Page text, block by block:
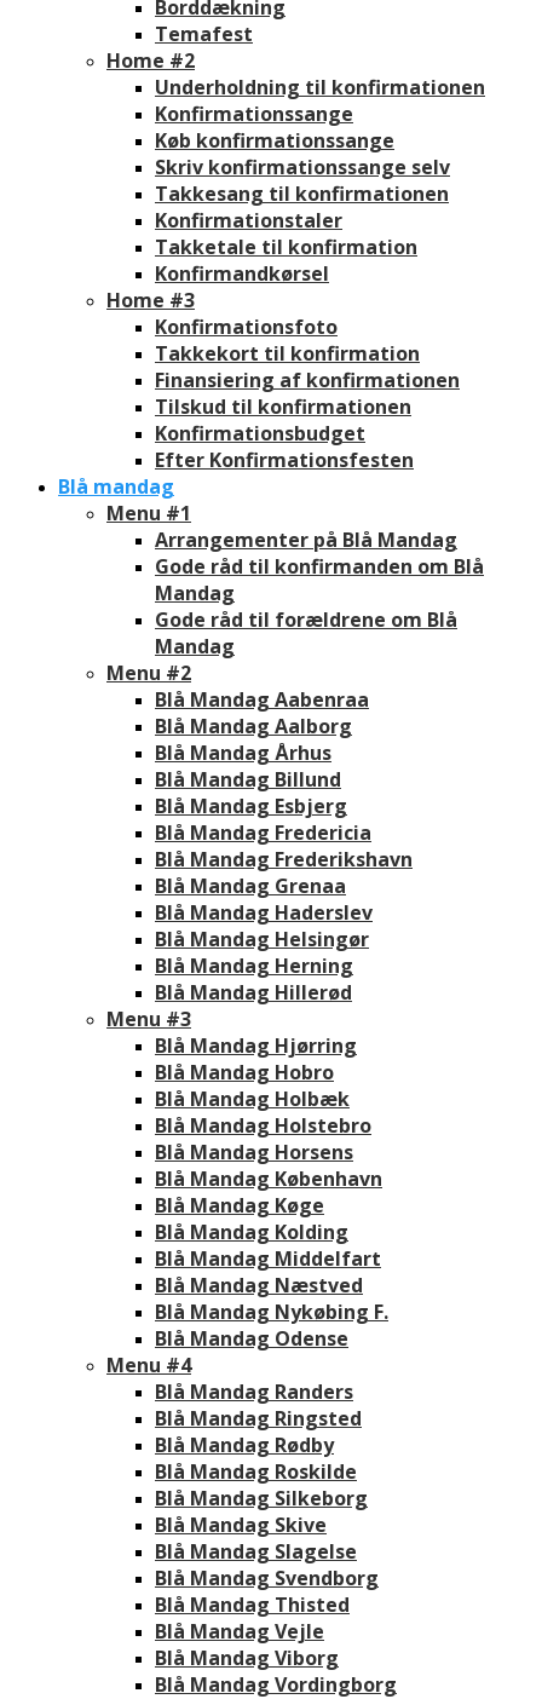
Borddækning
Temafest
Home #2
Underholdning til konfirmationen
Konfirmationssange
Køb konfirmationssange
Skriv konfirmationssange selv
Takkesang til konfirmationen
Konfirmationstaler
Takketale til konfirmation
Konfirmandkørsel
Home #3
Konfirmationsfoto
Takkekort til konfirmation
Finansiering af konfirmationen
Tilskud til konfirmationen
Konfirmationsbudget
Efter Konfirmationsfesten
Blå mandag
Menu #1
Arrangementer på Blå Mandag
Gode råd til konfirmanden om Blå
Mandag
Gode råd til forældrene om Blå
Mandag
Menu #2
Blå Mandag Aabenraa
Blå Mandag Aalborg
Blå Mandag Århus
Blå Mandag Billund
Blå Mandag Esbjerg
Blå Mandag Fredericia
Blå Mandag Frederikshavn
Blå Mandag Grenaa
Blå Mandag Haderslev
Blå Mandag Helsingør
Blå Mandag Herning
Blå Mandag Hillerød
Menu #3
Blå Mandag Hjørring
Blå Mandag Hobro
Blå Mandag Holbæk
Blå Mandag Holstebro
Blå Mandag Horsens
Blå Mandag København
Blå Mandag Køge
Blå Mandag Kolding
Blå Mandag Middelfart
Blå Mandag Næstved
Blå Mandag Nykøbing F.
Blå Mandag Odense
Menu #4
Blå Mandag Randers
Blå Mandag Ringsted
Blå Mandag Rødby
Blå Mandag Roskilde
Blå Mandag Silkeborg
Blå Mandag Skive
Blå Mandag Slagelse
Blå Mandag Svendborg
Blå Mandag Thisted
Blå Mandag Vejle
Blå Mandag Viborg
Blå Mandag Vordingborg